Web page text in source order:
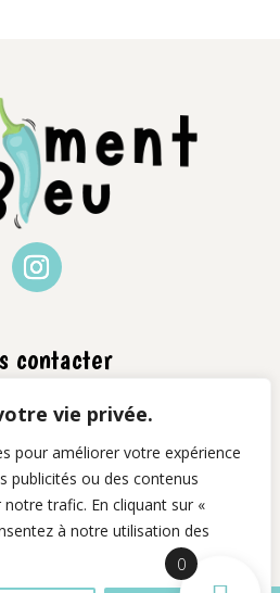
vie privée.
pour améliorer votre expérience
publicités ou des contenus
trafic. En cliquant sur «
à notre utilisation des
contacter
77 29 92 46
sur-Isère – livraison
toute la région
0